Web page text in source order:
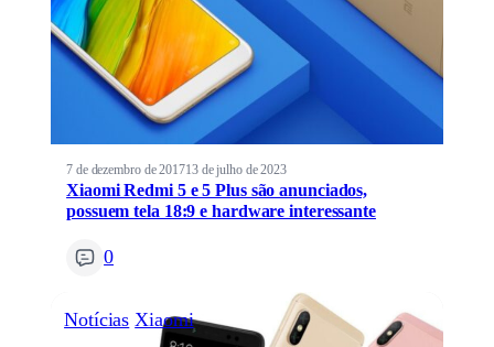
7 de dezembro de 201713 de julho de 2023
Xiaomi Redmi 5 e 5 Plus são anunciados,
possuem tela 18:9 e hardware interessante
0
Notícias Xiaomi